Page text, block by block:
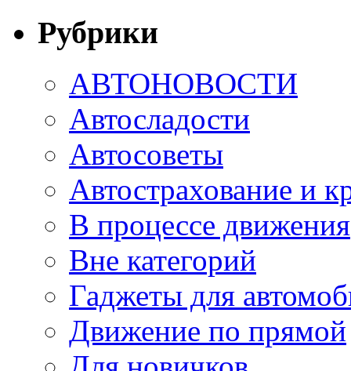
Рубрики
АВТОНОВОСТИ
Автосладости
Автосоветы
Автострахование и
В процессе движения
Вне категорий
Гаджеты для
Движение по прямой